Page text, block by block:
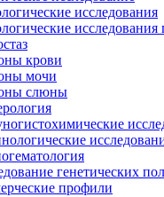
исследования
крови
мочи
слюны
генетических
профили